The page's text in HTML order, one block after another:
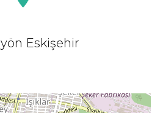
yön Eskişehir